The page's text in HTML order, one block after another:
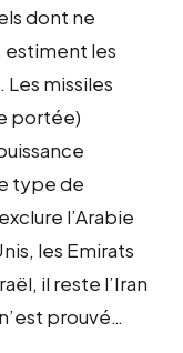
dont ne
les
missiles
portée)
type de
l’Arabie
les Emirats
il reste l’Iran
prouvé…